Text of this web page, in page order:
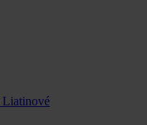
Liatinové